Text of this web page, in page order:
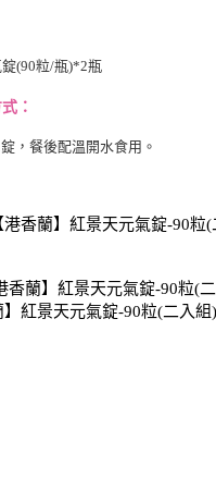
(90粒/瓶)*2瓶
：
，餐後配溫開水食用。
香蘭】紅景天元氣錠-90粒
香蘭】紅景天元氣錠-90粒(
紅景天元氣錠-90粒(二入組)